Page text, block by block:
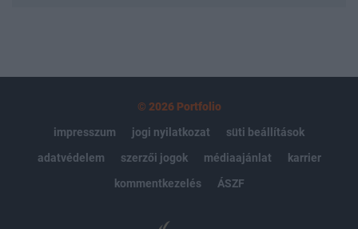
© 2026 Portfolio
impresszum
jogi nyilatkozat
süti beállítások
adatvédelem
szerzői jogok médiaajánlat
karrier
kommentkezelés
ÁSZF